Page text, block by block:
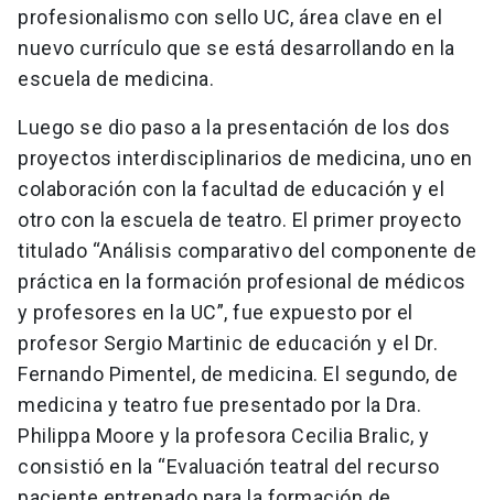
profesionalismo con sello UC, área clave en el
nuevo currículo que se está desarrollando en la
escuela de medicina.
Luego se dio paso a la presentación de los dos
proyectos interdisciplinarios de medicina, uno en
colaboración con la facultad de educación y el
otro con la escuela de teatro. El primer proyecto
titulado “Análisis comparativo del componente de
práctica en la formación profesional de médicos
y profesores en la UC”, fue expuesto por el
profesor Sergio Martinic de educación y el Dr.
Fernando Pimentel, de medicina. El segundo, de
medicina y teatro fue presentado por la Dra.
Philippa Moore y la profesora Cecilia Bralic, y
consistió en la “Evaluación teatral del recurso